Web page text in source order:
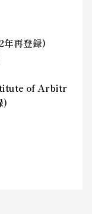
年再登録)
of Arbitr
)